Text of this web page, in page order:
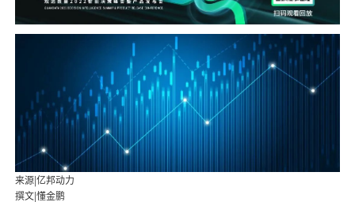
来源|亿邦动力
撰文|懂金鹏